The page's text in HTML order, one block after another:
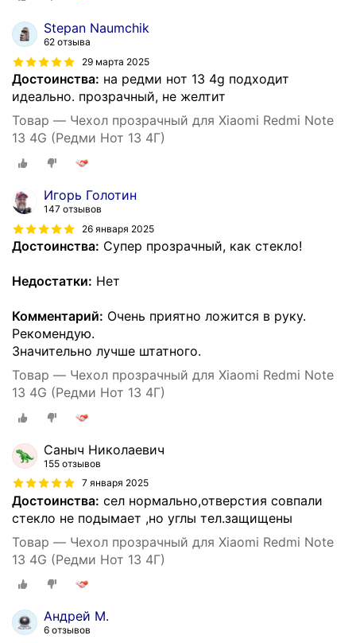
Stepan Naumchik
62 отзыва
29 марта 2025
Достоинства: на редми нот 13 4g подходит
идеально. прозрачный, не желтит
Товар — Чехол прозрачный для Xiaomi Redmi Note
13 4G (Редми Нот 13 4Г)
Игорь Голотин
147 отзывов
26 января 2025
Достоинства: Супер прозрачный, как стекло!
Недостатки: Нет
Комментарий: Очень приятно ложится в руку.
Рекомендую.
Значительно лучше штатного.
Товар — Чехол прозрачный для Xiaomi Redmi Note
13 4G (Редми Нот 13 4Г)
Саныч Николаевич
155 отзывов
7 января 2025
Достоинства: сел нормально,отверстия совпали
стекло не подымает ,но углы тел.защищены
Товар — Чехол прозрачный для Xiaomi Redmi Note
13 4G (Редми Нот 13 4Г)
Андрей М.
6 отзывов